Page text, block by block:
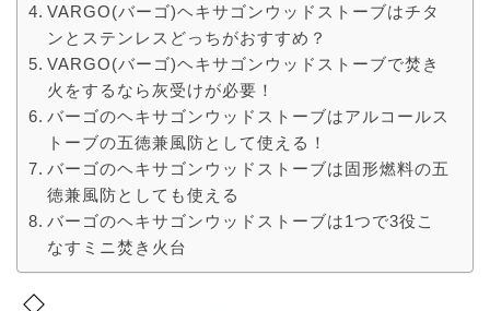
VARGO(バーゴ)ヘキサゴンウッドストーブはチタ
ンとステンレスどっちがおすすめ？
VARGO(バーゴ)ヘキサゴンウッドストーブで焚き
火をするなら灰受けが必要！
バーゴのヘキサゴンウッドストーブはアルコールス
トーブの五徳兼風防として使える！
バーゴのヘキサゴンウッドストーブは固形燃料の五
徳兼風防としても使える
バーゴのヘキサゴンウッドストーブは1つで3役こ
なすミニ焚き火台